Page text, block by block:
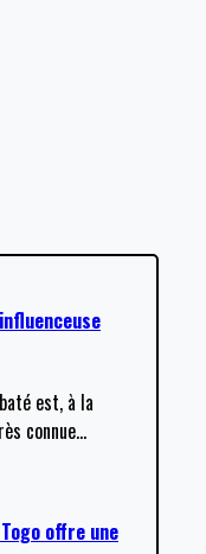
est, à la
connue…
offre une